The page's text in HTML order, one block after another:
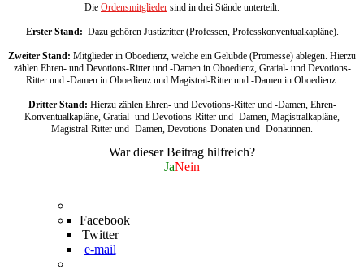
Die Ordensmitglieder sind in drei Stände unterteilt:
Erster Stand: Dazu gehören Justizritter (Professen, Professkonventualkapläne).
Zweiter Stand: Mitglieder in Oboedienz, welche ein Gelübde (Promesse) ablegen. Hierzu
zählen Ehren- und Devotions-Ritter und -Damen in Oboedienz, Gratial- und Devotions-
Ritter und -Damen in Oboedienz und Magistral-Ritter und -Damen in Oboedienz.
Dritter Stand: Hierzu zählen Ehren- und Devotions-Ritter und -Damen, Ehren-
Konventualkapläne, Gratial- und Devotions-Ritter und -Damen, Magistralkapläne,
Magistral-Ritter und -Damen, Devotions-Donaten und -Donatinnen.
War dieser Beitrag hilfreich?
JaNein
Facebook
Twitter
e-mail